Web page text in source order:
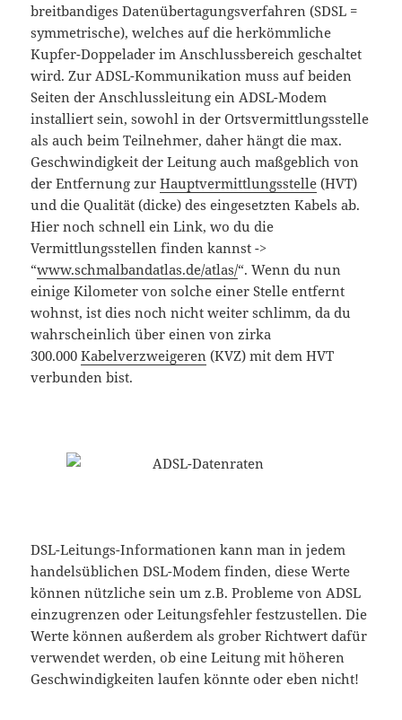
breitbandiges Datenübertagungsverfahren (SDSL =
symmetrische), welches auf die herkömmliche
Kupfer-Doppelader im Anschlussbereich geschaltet
wird. Zur ADSL-Kommunikation muss auf beiden
Seiten der Anschlussleitung ein ADSL-Modem
installiert sein, sowohl in der Ortsvermittlungsstelle
als auch beim Teilnehmer, daher hängt die max.
Geschwindigkeit der Leitung auch maßgeblich von
der Entfernung zurHauptvermittlungsstelle (HVT)
und die Qualität (dicke) des eingesetzten Kabels ab.
Hier noch schnell ein Link, wo du die
Vermittlungsstellen finden kannst ->
“www.schmalbandatlas.de/atlas/“. Wenn du nun
einige Kilometer von solche einer Stelle entfernt
wohnst, ist dies noch nicht weiter schlimm, da du
wahrscheinlich über einen von zirka
300.000Kabelverzweigeren (KVZ) mit dem HVT
verbunden bist.
DSL-Leitungs-Informationen kann man in jedem
handelsüblichen DSL-Modem finden, diese Werte
können nützliche sein um z.B. Probleme von ADSL
einzugrenzen oder Leitungsfehler festzustellen. Die
Werte können außerdem als grober Richtwert dafür
verwendet werden, ob eine Leitung mit höheren
Geschwindigkeiten laufen könnte oder eben nicht!